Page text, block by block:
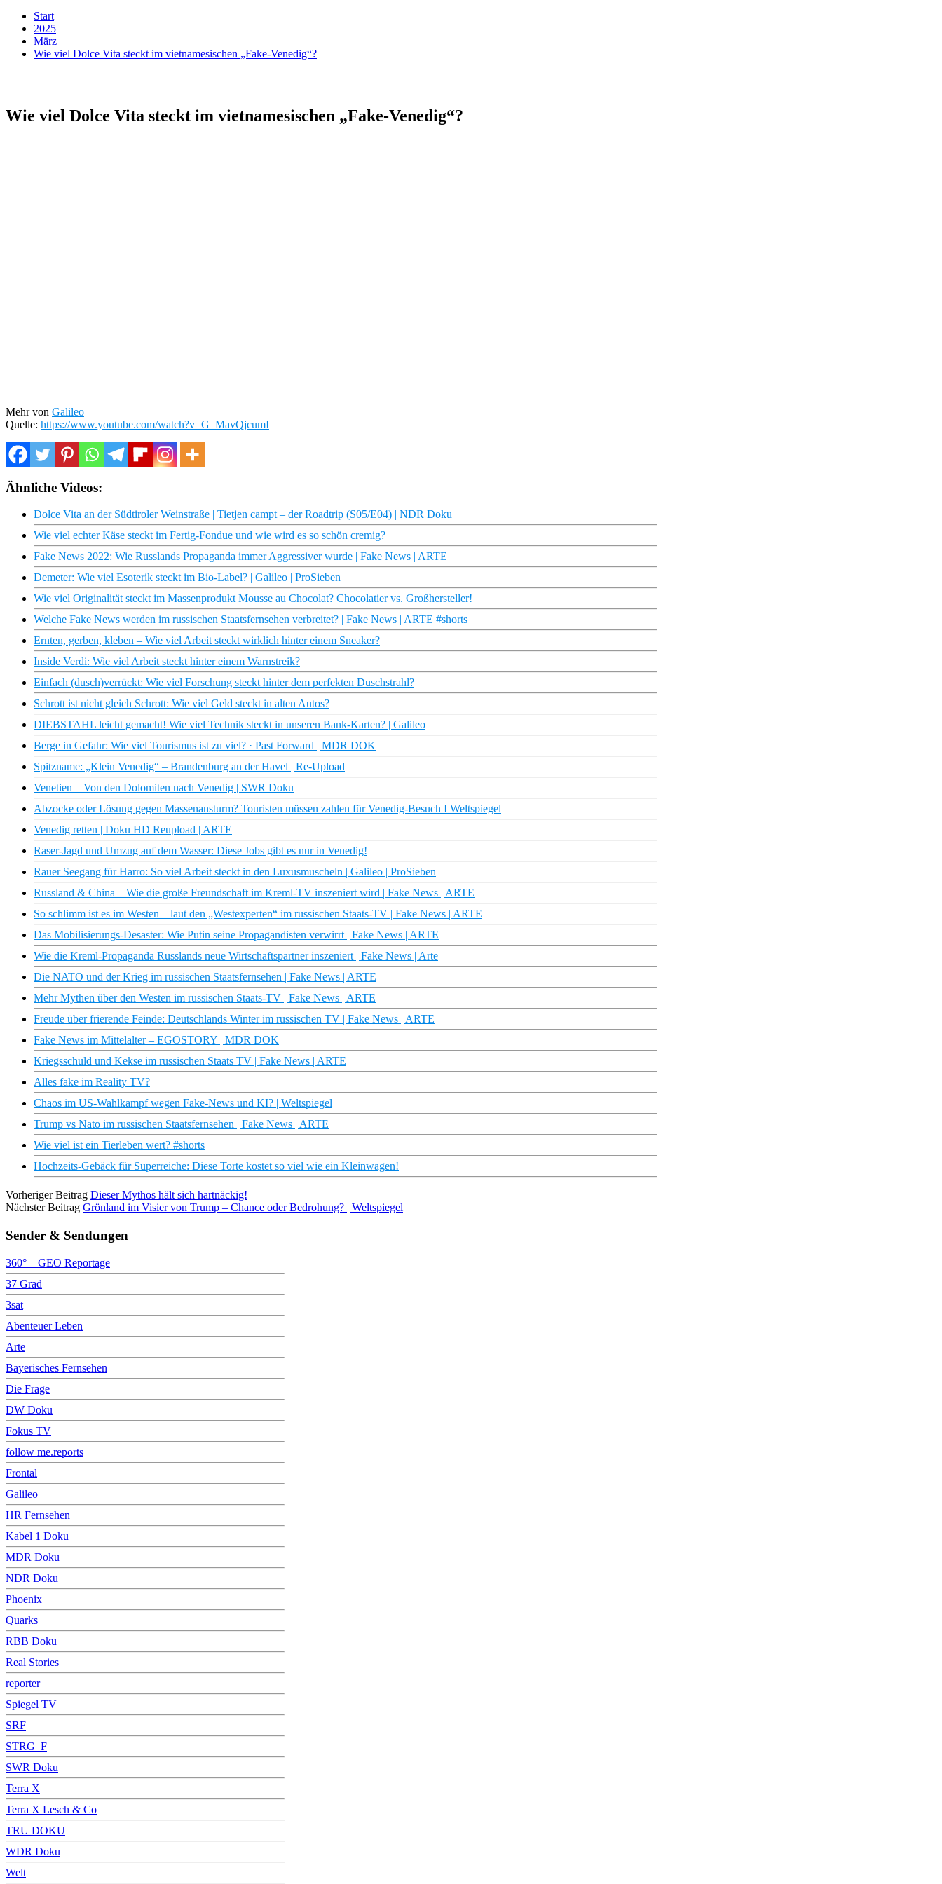
Start
2025
März
Wie viel Dolce Vita steckt im vietnamesischen „Fake-Venedig“?
Wie viel Dolce Vita steckt im vietnamesischen „Fake-Venedig“?
Mehr von Galileo
Quelle: https://www.youtube.com/watch?v=G_MavQjcumI
Ähnliche Videos:
Dolce Vita an der Südtiroler Weinstraße | Tietjen campt – der Roadtrip (S05/E04) | NDR Doku
Wie viel echter Käse steckt im Fertig-Fondue und wie wird es so schön cremig?
Fake News 2022: Wie Russlands Propaganda immer Aggressiver wurde | Fake News | ARTE
Demeter: Wie viel Esoterik steckt im Bio-Label? | Galileo | ProSieben
Wie viel Originalität steckt im Massenprodukt Mousse au Chocolat? Chocolatier vs. Großhersteller!
Welche Fake News werden im russischen Staatsfernsehen verbreitet? | Fake News | ARTE #shorts
Ernten, gerben, kleben – Wie viel Arbeit steckt wirklich hinter einem Sneaker?
Inside Verdi: Wie viel Arbeit steckt hinter einem Warnstreik?
Einfach (dusch)verrückt: Wie viel Forschung steckt hinter dem perfekten Duschstrahl?
Schrott ist nicht gleich Schrott: Wie viel Geld steckt in alten Autos?
DIEBSTAHL leicht gemacht! Wie viel Technik steckt in unseren Bank-Karten? | Galileo
Berge in Gefahr: Wie viel Tourismus ist zu viel? · Past Forward | MDR DOK
Spitzname: „Klein Venedig“ – Brandenburg an der Havel | Re-Upload
Venetien – Von den Dolomiten nach Venedig | SWR Doku
Abzocke oder Lösung gegen Massenansturm? Touristen müssen zahlen für Venedig-Besuch I Weltspiegel
Venedig retten | Doku HD Reupload | ARTE
Raser-Jagd und Umzug auf dem Wasser: Diese Jobs gibt es nur in Venedig!
Rauer Seegang für Harro: So viel Arbeit steckt in den Luxusmuscheln | Galileo | ProSieben
Russland & China – Wie die große Freundschaft im Kreml-TV inszeniert wird | Fake News | ARTE
So schlimm ist es im Westen – laut den „Westexperten“ im russischen Staats-TV | Fake News | ARTE
Das Mobilisierungs-Desaster: Wie Putin seine Propagandisten verwirrt | Fake News | ARTE
Wie die Kreml-Propaganda Russlands neue Wirtschaftspartner inszeniert | Fake News | Arte
Die NATO und der Krieg im russischen Staatsfernsehen | Fake News | ARTE
Mehr Mythen über den Westen im russischen Staats-TV | Fake News | ARTE
Freude über frierende Feinde: Deutschlands Winter im russischen TV | Fake News | ARTE
Fake News im Mittelalter – EGOSTORY | MDR DOK
Kriegsschuld und Kekse im russischen Staats TV | Fake News | ARTE
Alles fake im Reality TV?
Chaos im US-Wahlkampf wegen Fake-News und KI? | Weltspiegel
Trump vs Nato im russischen Staatsfernsehen | Fake News | ARTE
Wie viel ist ein Tierleben wert? #shorts
Hochzeits-Gebäck für Superreiche: Diese Torte kostet so viel wie ein Kleinwagen!
Vorheriger Beitrag Dieser Mythos hält sich hartnäckig!
Nächster Beitrag Grönland im Visier von Trump – Chance oder Bedrohung? | Weltspiegel
Sender & Sendungen
360° – GEO Reportage
37 Grad
3sat
Abenteuer Leben
Arte
Bayerisches Fernsehen
Die Frage
DW Doku
Fokus TV
follow me.reports
Frontal
Galileo
HR Fernsehen
Kabel 1 Doku
MDR Doku
NDR Doku
Phoenix
Quarks
RBB Doku
Real Stories
reporter
Spiegel TV
SRF
STRG_F
SWR Doku
Terra X
Terra X Lesch & Co
TRU DOKU
WDR Doku
Welt